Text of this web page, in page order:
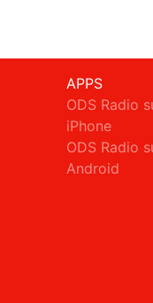
APPS
ODS Radio
iPhone
ODS Radio
Android